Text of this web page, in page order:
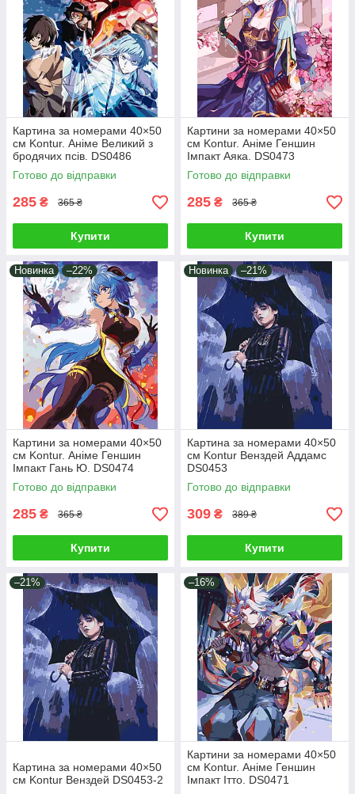
Картина за номерами 40×50
см Kontur. Аніме Великий з
бродячих псів. DS0486
Готово до відправки
285 ₴ 365 ₴
Купити
Картини за номерами 40×50
см Kontur. Аніме Геншин
Імпакт Аяка. DS0473
Готово до відправки
285 ₴ 365 ₴
Купити
Новинка –22%
Картини за номерами 40×50
см Kontur. Аніме Геншин
Імпакт Гань Ю. DS0474
Готово до відправки
285 ₴ 365 ₴
Купити
Новинка –21%
Картина за номерами 40×50
см Kontur Венздей Аддамс
DS0453
Готово до відправки
309 ₴ 389 ₴
Купити
–21%
Картина за номерами 40×50
см Kontur Венздей DS0453-2
–16%
Картини за номерами 40×50
см Kontur. Аніме Геншин
Імпакт Ітто. DS0471